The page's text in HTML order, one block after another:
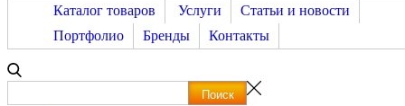
Каталог товаров Услуги
Статьи и новости
Портфолио
Бренды Контакты